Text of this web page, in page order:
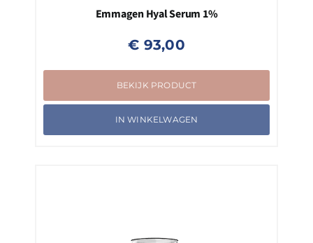
Emmagen Hyal Serum 1%
€ 93,00
BEKIJK PRODUCT
IN WINKELWAGEN